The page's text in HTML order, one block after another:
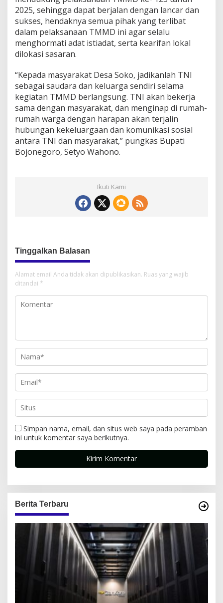
2025, sehingga dapat berjalan dengan lancar dan
sukses, hendaknya semua pihak yang terlibat
dalam pelaksanaan TMMD ini agar selalu
menghormati adat istiadat, serta kearifan lokal
dilokasi sasaran.
“Kepada masyarakat Desa Soko, jadikanlah TNI
sebagai saudara dan keluarga sendiri selama
kegiatan TMMD berlangsung. TNI akan bekerja
sama dengan masyarakat, dan menginap di rumah-
rumah warga dengan harapan akan terjalin
hubungan kekeluargaan dan komunikasi sosial
antara TNI dan masyarakat,” pungkas Bupati
Bojonegoro, Setyo Wahono.
Ikuti Kami
Tinggalkan Balasan
Alamat email Anda tidak akan dipublikasikan. Ruas yang wajib
ditandai *
Simpan nama, email, dan situs web saya pada peramban
ini untuk komentar saya berikutnya.
Berita Terbaru